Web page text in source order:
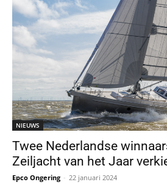
NIEUWS
Twee Nederlandse
Zeiljacht van het Jaar
Epco Ongering - 22 januari 2024